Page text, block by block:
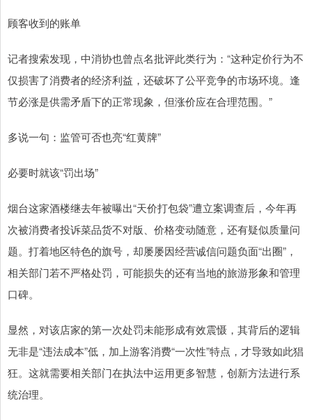
顾客收到的账单
记者搜索发现，中消协也曾点名批评此类行为：“这种定价行为不
仅损害了消费者的经济利益，还破坏了公平竞争的市场环境。逢
节必涨是供需矛盾下的正常现象，但涨价应在合理范围。”
多说一句：监管可否也亮“红黄牌”
必要时就该“罚出场”
烟台这家酒楼继去年被曝出“天价打包袋”遭立案调查后，今年再
次被消费者投诉菜品货不对版、价格变动随意，还有疑似质量问
题。打着地区特色的旗号，却屡屡因经营诚信问题负面“出圈”，
相关部门若不严格处罚，可能损失的还有当地的旅游形象和管理
口碑。
显然，对该店家的第一次处罚未能形成有效震慑，其背后的逻辑
无非是“违法成本”低，加上游客消费“一次性”特点，才导致如此猖
狂。这就需要相关部门在执法中运用更多智慧，创新方法进行系
统治理。